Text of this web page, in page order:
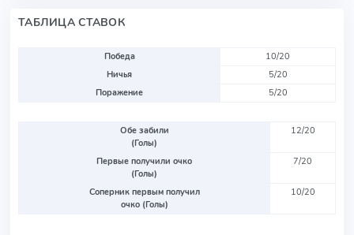
ТАБЛИЦА СТАВОК
Победа
10/20
Ничья
5/20
Поражение
5/20
Обе забили
(Голы)
12/20
Первые получили очко
(Голы)
7/20
Соперник первым получил
очко (Голы)
10/20